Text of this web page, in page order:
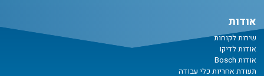
אודות
שירות לקוחות
אודות לדיקו
אודות Bosch
תעודת אחריות כלי עבודה